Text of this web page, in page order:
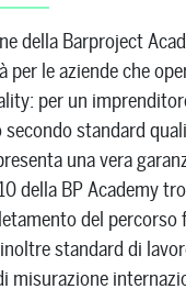
della Barproject
per le aziende che
per un
standard
una vera
della BP Academy
del percorso
standard di
misurazione